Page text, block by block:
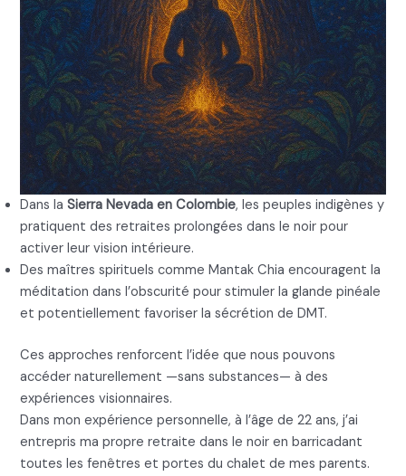
Dans laSierra Nevada en Colombie, les peuples indigènes y
pratiquent des retraites prolongées dans le noir pour
activer leur vision intérieure.
Des maîtres spirituels comme Mantak Chia encouragent la
méditation dans l’obscurité pour stimuler la glande pinéale
et potentiellement favoriser la sécrétion de DMT.
Ces approches renforcent l’idée que nous pouvons
accéder naturellement —sans substances— à des
expériences visionnaires.
Dans mon expérience personnelle, à l’âge de 22 ans, j’ai
entrepris ma propre retraite dans le noir en barricadant
toutes les fenêtres et portes du chalet de mes parents.